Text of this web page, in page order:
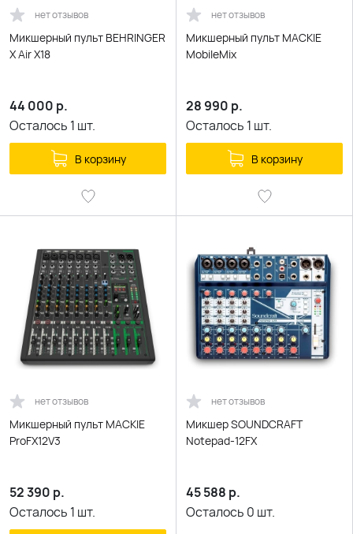
нет отзывов
Микшерный пульт BEHRINGER
X Air X18
44 000 р.
Осталось 1 шт.
В корзину
нет отзывов
Микшерный пульт MACKIE
MobileMix
28 990 р.
Осталось 1 шт.
В корзину
нет отзывов
Микшерный пульт MACKIE
ProFX12V3
52 390 р.
Осталось 1 шт.
нет отзывов
Микшер SOUNDCRAFT
Notepad-12FX
45 588 р.
Осталось 0 шт.